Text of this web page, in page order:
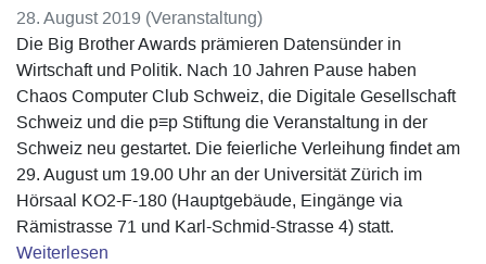
28. August 2019 (Veranstaltung)
Die Big Brother Awards prämieren Datensünder in
Wirtschaft und Politik. Nach 10 Jahren Pause haben
Chaos Computer Club Schweiz, die Digitale Gesellschaft
Schweiz und die p≡p Stiftung die Veranstaltung in der
Schweiz neu gestartet. Die feierliche Verleihung findet am
29. August um 19.00 Uhr an der Universität Zürich im
Hörsaal KO2-F-180 (Hauptgebäude, Eingänge via
Rämistrasse 71 und Karl-Schmid-Strasse 4) statt.
Weiterlesen